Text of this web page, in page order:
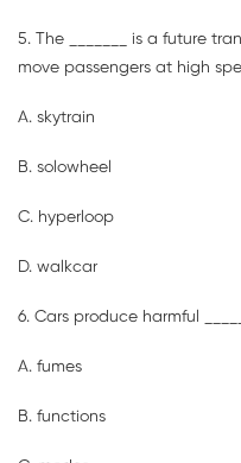
5. The _______ is a future
move passengers at high
A. skytrain
B. solowheel
C. hyperloop
D. walkcar
6. Cars produce harmful
A. fumes
B. functions